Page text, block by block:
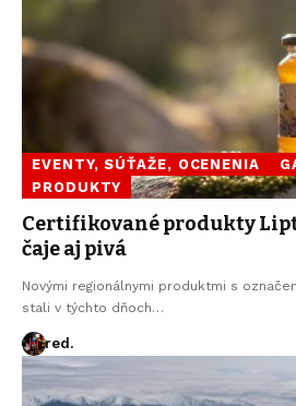
EVENTY, SÚŤAŽE, OCENENIA
PRODUKTY
Certifikované produkty
čaje aj pivá
Novými regionálnymi produktmi s
stali v týchto dňoch…
red.